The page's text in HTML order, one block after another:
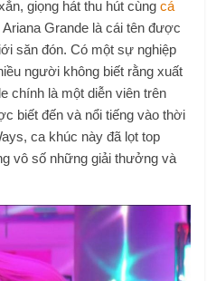
giọng hát thu hút cùngcá
Ariana Grande là cái tên được
săn đón. Có một sự nghiệp
người không biết rằng xuất
chính là một diễn viên trên
biết đến và nổi tiếng vào thời
ca khúc này đã lọt top
vô số những giải thưởng và